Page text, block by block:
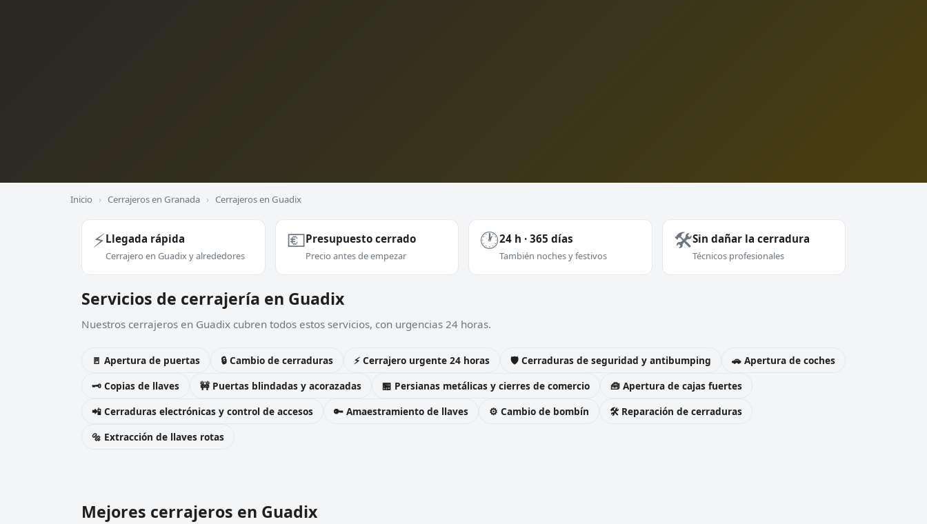
Inicio › Cerrajeros en Granada › Cerrajeros en Guadix
⚡Llegada rápida
Cerrajero en Guadix y alrededores
💶Presupuesto cerrado
Precio antes de empezar
🕐24 h · 365 días
También noches y festivos
🛠️Sin dañar la cerradura
Técnicos profesionales
Servicios de cerrajería en Guadix
Nuestros cerrajeros en Guadix cubren todos estos servicios, con urgencias 24 horas.
🚪 Apertura de puertas 🔒 Cambio de cerraduras ⚡ Cerrajero urgente 24 horas 🛡️ Cerraduras de seguridad y antibumping
🚗 Apertura de coches
🗝️ Copias de llaves
🚧 Puertas blindadas y acorazadas 🏪 Persianas metálicas y cierres de comercio
🧰 Apertura de cajas fuertes
📲 Cerraduras electrónicas y control de accesos
🔑 Amaestramiento de llaves ⚙️ Cambio de bombín
🛠️ Reparación de cerraduras
🔩 Extracción de llaves rotas
Mejores cerrajeros en Guadix